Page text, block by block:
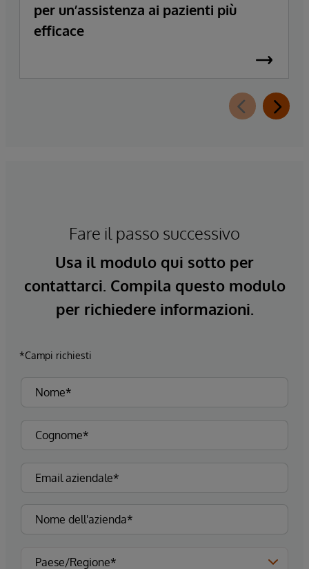
per un’assistenza ai pazienti più
efficace
Fare il passo successivo
Usa il modulo qui sotto per
contattarci. Compila questo modulo
per richiedere informazioni.
*Campi richiesti